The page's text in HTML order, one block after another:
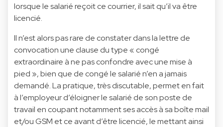
lorsque le salarié reçoit ce courrier, il sait qu’il va être
licencié.
Il n’est alors pas rare de constater dans la lettre de
convocation une clause du type « congé
extraordinaire à ne pas confondre avec une mise à
pied », bien que de congé le salarié n’en a jamais
demandé. La pratique, très discutable, permet en fait
à l’employeur d’éloigner le salarié de son poste de
travail en coupant notamment ses accès à sa boîte mail
et/ou GSM et ce avant d’être licencié, le mettant ainsi